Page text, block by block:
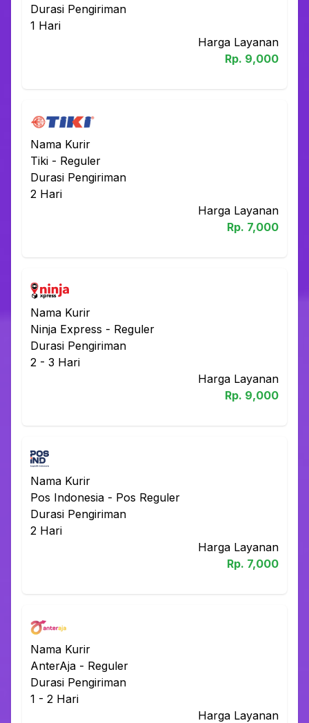
Durasi Pengiriman
1 Hari
Harga Layanan
Rp. 9,000
Nama Kurir
Tiki - Reguler
Durasi Pengiriman
2 Hari
Harga Layanan
Rp. 7,000
Nama Kurir
Ninja Express - Reguler
Durasi Pengiriman
2 - 3 Hari
Harga Layanan
Rp. 9,000
Nama Kurir
Pos Indonesia - Pos Reguler
Durasi Pengiriman
2 Hari
Harga Layanan
Rp. 7,000
Nama Kurir
AnterAja - Reguler
Durasi Pengiriman
1 - 2 Hari
Harga Layanan